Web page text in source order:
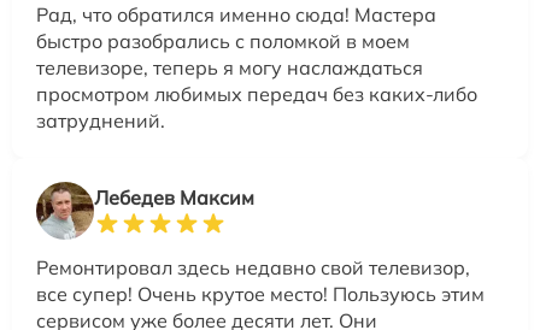
Рад, что обратился именно сюда! Мастера
быстро разобрались с поломкой в моем
телевизоре, теперь я могу наслаждаться
просмотром любимых передач без каких-либо
затруднений.
Лебедев Максим
Ремонтировал здесь недавно свой телевизор,
все супер! Очень крутое место! Пользуюсь этим
сервисом уже более десяти лет. Они